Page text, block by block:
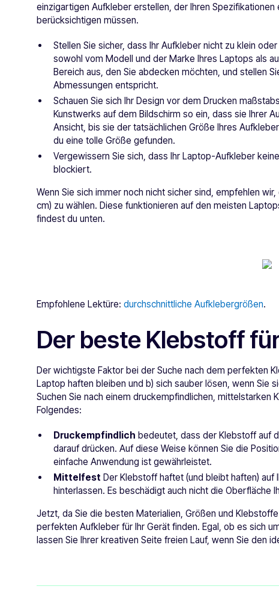
einzigartigen Aufkleber erstellen, der Ihren
berücksichtigen müssen.
Stellen Sie sicher, dass Ihr Aufkleber nicht zu klein
sowohl vom Modell und der Marke Ihres Laptops als
Bereich aus, den Sie abdecken möchten, und stellen
Abmessungen entspricht.
Schauen Sie sich Ihr Design vor dem Drucken
Kunstwerks auf dem Bildschirm so ein, dass sie Ihrer
Ansicht, bis sie der tatsächlichen Größe Ihres
du eine tolle Größe gefunden.
Vergewissern Sie sich, dass Ihr Laptop-Aufkleber
blockiert.
Wenn Sie sich immer noch nicht sicher sind, empfehlen
cm) zu wählen. Diese funktionieren auf den meisten
findest du unten.
Empfohlene Lektüre: durchschnittliche Aufklebergrößen.
Der beste Klebstoff
Der wichtigste Faktor bei der Suche nach dem perfekten
Laptop haften bleiben und b) sich sauber lösen, wenn Sie
Suchen Sie nach einem druckempfindlichen, mittelstarken
Folgendes:
Druckempfindlich bedeutet, dass der Klebstoff auf
darauf drücken. Auf diese Weise können Sie die
einfache Anwendung ist gewährleistet.
Mittelfest Der Klebstoff haftet (und bleibt haften) auf
hinterlassen. Es beschädigt auch nicht die Oberfläche
Jetzt, da Sie die besten Materialien, Größen und
perfekten Aufkleber für Ihr Gerät finden. Egal, ob es sich
lassen Sie Ihrer kreativen Seite freien Lauf, wenn Sie den